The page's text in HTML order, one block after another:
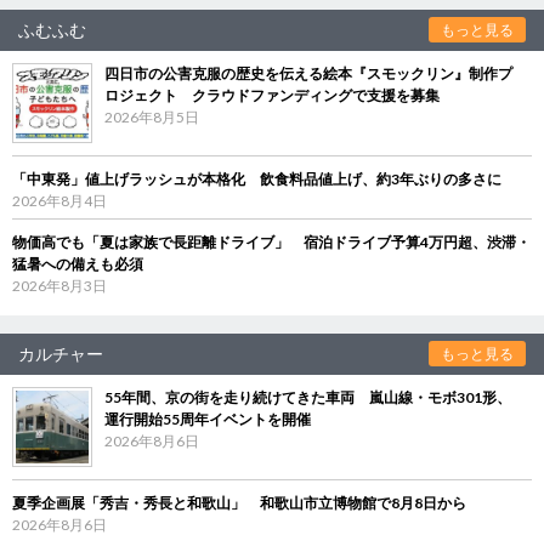
ふむふむ もっと見る
四日市の公害克服の歴史を伝える絵本『スモックリン』制作プ
ロジェクト クラウドファンディングで支援を募集
2026年8月5日
「中東発」値上げラッシュが本格化 飲食料品値上げ、約3年ぶりの多さに
2026年8月4日
物価高でも「夏は家族で長距離ドライブ」 宿泊ドライブ予算4万円超、渋滞・
猛暑への備えも必須
2026年8月3日
カルチャー もっと見る
55年間、京の街を走り続けてきた車両 嵐山線・モボ301形、
運行開始55周年イベントを開催
2026年8月6日
夏季企画展「秀吉・秀長と和歌山」 和歌山市立博物館で8月8日から
2026年8月6日